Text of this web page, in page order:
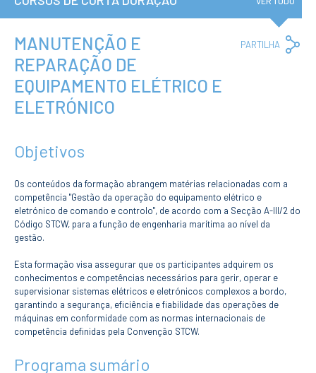
Privacidade e
RGPD
Política de
Avaliação e
Qualidade
Identidade de
Marca
Contratação
Canal de Denúncia
Campus
Notícias
Agenda
Reconhecimento
de Habilitações
Estrangeiras
CURSOS
Licenciaturas
MANUTENÇÃO E
REPARAÇÃO DE
EQUIPAMENTO ELÉTRICO E
ELETRÓNICO
PARTILHA
Objetivos
Os conteúdos da formação abrangem matérias relacionadas com a
competência "Gestão da operação do equipamento elétrico e
eletrónico de comando e controlo", de acordo com a Secção A-III/2 do
Código STCW, para a função de engenharia marítima ao nível da
gestão.
Esta formação visa assegurar que os participantes adquirem os
conhecimentos e competências necessários para gerir, operar e
supervisionar sistemas elétricos e eletrónicos complexos a bordo,
garantindo a segurança, eficiência e fiabilidade das operações de
máquinas em conformidade com as normas internacionais de
competência definidas pela Convenção STCW.
Programa sumário